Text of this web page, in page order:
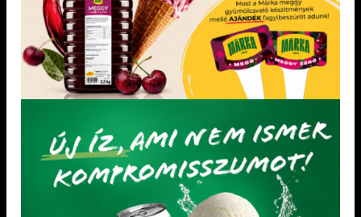
ÚJ ÉTREND KIEGÉSZÍTŐINK
Élelmi rost sütéshez
Kiszerelés: 250 g Összetevők: élelmi rost:
bambusz, árpa; lisztkezelő szer: enzimek,
aszkorbinsav Átlagos tápérték 100 g
termékben: energia: 907 kj/217 kcal, zsír:
fehérje: 3,0 g só: 0,16 g ß-glükán 3994 mg
Felhasználás: Bármilyen liszthez
hozzákeverve a szénhidráttartalom
csökken, növeljük [...]
MAGVAK ÉS MAGLISZTEK
Élelmi rost Útifűmaghéjliszt 250g
Levesek, pudingok, lekvárok
elkészítéséhez. Kenyerek és
péksütemények rosttartalmának
dúsítására és állományuk javítására.